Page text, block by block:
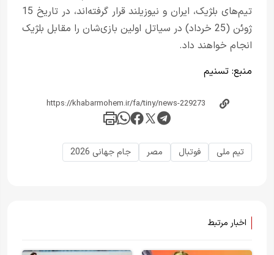
تیم‌های بلژیک، ایران و نیوزیلند قرار گرفته‌اند، در تاریخ 15
ژوئن (25 خرداد) در سیاتل اولین بازی‌شان را مقابل بلژیک
انجام خواهند داد.
منبع: تسنیم
تیم ملی فوتبال مصر جام جهانی 2026
اخبار مرتبط